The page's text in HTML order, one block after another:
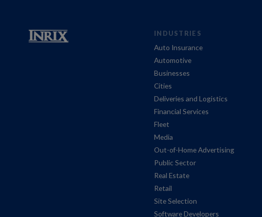
INDUSTRIES
Auto Insurance
Automotive
Businesses
Cities
Deliveries and Logistics
Financial Services
Fleet
Media
Out-of-Home Advertising
Public Sector
Real Estate
Retail
Site Selection
Software Developers